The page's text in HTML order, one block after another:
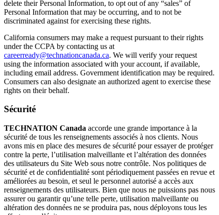
delete their Personal Information, to opt out of any “sales” of
Personal Information that may be occurring, and to not be
discriminated against for exercising these rights.
California consumers may make a request pursuant to their rights
under the CCPA by contacting us at
careerready@technationcanada.ca. We will verify your request
using the information associated with your account, if available,
including email address. Government identification may be required.
Consumers can also designate an authorized agent to exercise these
rights on their behalf.
Sécurité
TECHNATION Canada accorde une grande importance à la
sécurité de tous les renseignements associés à nos clients. Nous
avons mis en place des mesures de sécurité pour essayer de protéger
contre la perte, l’utilisation malveillante et l’altération des données
des utilisateurs du Site Web sous notre contrôle. Nos politiques de
sécurité et de confidentialité sont périodiquement passées en revue et
améliorées au besoin, et seul le personnel autorisé a accès aux
renseignements des utilisateurs. Bien que nous ne puissions pas nous
assurer ou garantir qu’une telle perte, utilisation malveillante ou
altération des données ne se produira pas, nous déployons tous les